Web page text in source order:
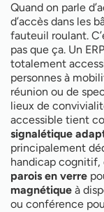
Quand on parle
d’accès dans les
fauteuil roulant.
pas que ça. Un
totalement
personnes à
réunion ou de
lieux de
accessible tient
signalétique
principalement
handicap cognitif,
parois en verre
magnétique à
ou conférence